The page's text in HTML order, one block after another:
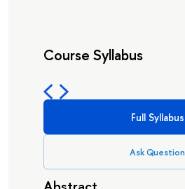
Course Syllabus
Full Syllabus
Ask Question